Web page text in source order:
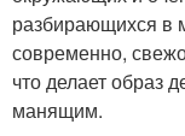
разбирающихся в
современно,
что делает образ
манящим.